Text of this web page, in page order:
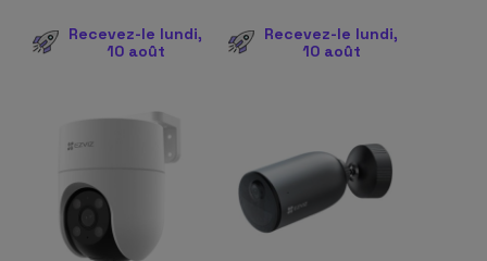
Recevez-le lundi,
10 août
Recevez-le lundi,
10 août